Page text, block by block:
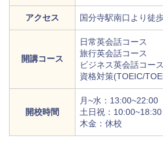
アクセス 国分寺駅南口より徒
開講コース
日常英会話コース
旅行英会話コース
ビジネス英会話コース
資格対策(TOEIC/
開校時間
月~水：13:00~22:00
土日祝：10:00~18:30
木金：休校